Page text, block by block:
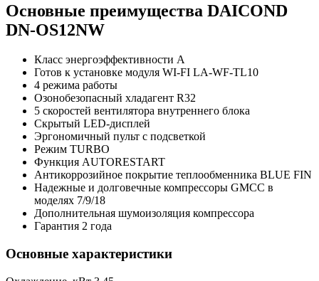
Основные преимущества DAICOND
DN-OS12NW
Класс энергоэффективности A
Готов к установке модуля WI-FI LA-WF-TL10
4 режима работы
Озонобезопасный хладагент R32
5 скоростей вентилятора внутреннего блока
Скрытый LED-дисплей
Эргономичный пульт с подсветкой
Режим TURBO
Функция AUTORESTART
Антикоррозийное покрытие теплообменника BLUE FIN
Надежные и долговечные компрессоры GMCC в
моделях 7/9/18
Дополнительная шумоизоляция компрессора
Гарантия 2 года
Основные характеристики